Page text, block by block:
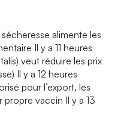
alimente les
Il y a 11 heures
veut réduire les prix
Il y a 12 heures
pour l’export, les
propre vaccin Il y a 13